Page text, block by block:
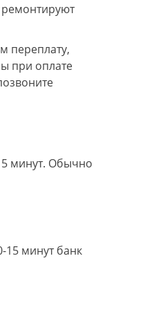
разобрали в этот же день,
видео и фото, всё
цены.
т.к. ремонт сложный,
через 4 дня.
Перед тем как забирать и
гарантию на работы. Все
документы выдают.
переплату,
при оплате
минут. Обычно
15 минут банк